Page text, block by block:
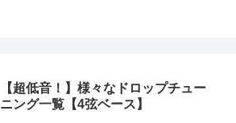
【超低音！】様々なドロップチュー
ニング一覧【4弦ベース】